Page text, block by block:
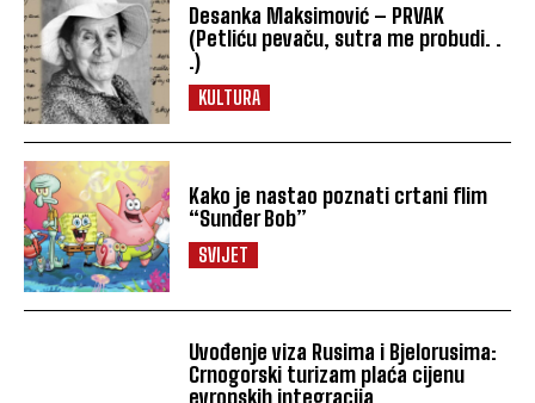
Desanka Maksimović – PRVAK
(Petliću pevaču, sutra me probudi. .
.)
KULTURA
Kako je nastao poznati crtani flim
“Sunđer Bob”
SVIJET
Uvođenje viza Rusima i Bjelorusima:
Crnogorski turizam plaća cijenu
evropskih integracija